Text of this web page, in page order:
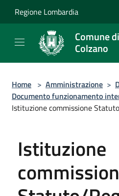
Regione Lombardia
Comune
Colzano
Home > Amministrazione >
Documento funzionamento
Istituzione commissione
Istituzione